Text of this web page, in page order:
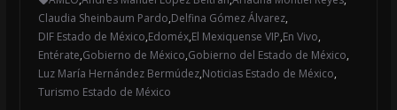
Claudia Sheinbaum Pardo,Delfina Gómez Álvarez,
DIF Estado de México,Edoméx,El Mexiquense VIP,En Vivo,
Entérate,Gobierno de México,Gobierno del Estado de México,
Luz María Hernández Bermúdez,Noticias Estado de México,
Turismo Estado de México